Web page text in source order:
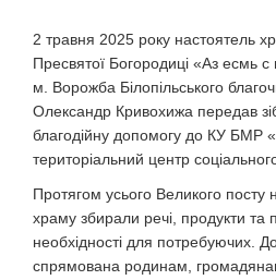
2 травня 2025 року настоятель
Пресвятої Богородиці «Аз есмь
м. Ворожба Білопільського
Олександр Кривохижа передав
благодійну допомогу до КУ БМР
територіальний центр
Протягом усього Великого посту
храму збирали речі, продукти та
необхідності для потребуючих.
спрямована родинам,